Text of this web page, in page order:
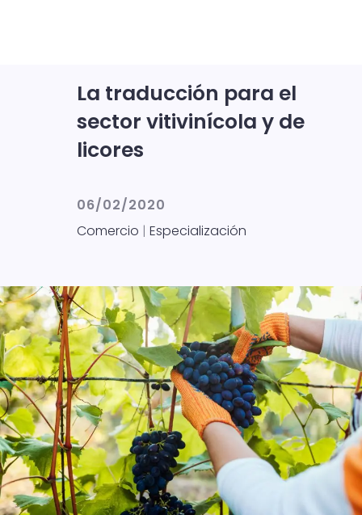
La traducción para el
sector vitivinícola y de
licores
06/02/2020
Comercio | Especialización